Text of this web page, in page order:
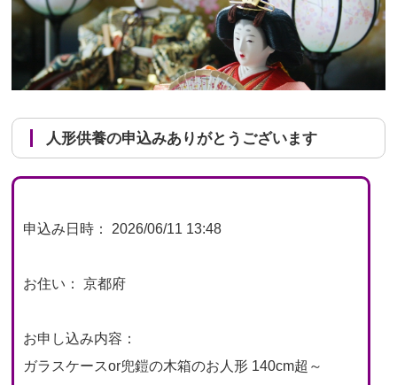
人形供養の申込みありがとうございます
申込み日時： 2026/06/11 13:48
お住い： 京都府
お申し込み内容：
ガラスケースor兜鎧の木箱のお人形 140cm超～